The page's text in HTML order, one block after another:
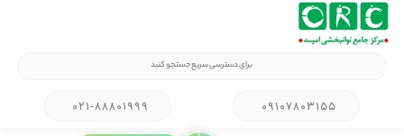
۰۲۱-۸۸۸۰۱۹۹۹ ۰۹۱۰۷۸۰۳۱۵۵